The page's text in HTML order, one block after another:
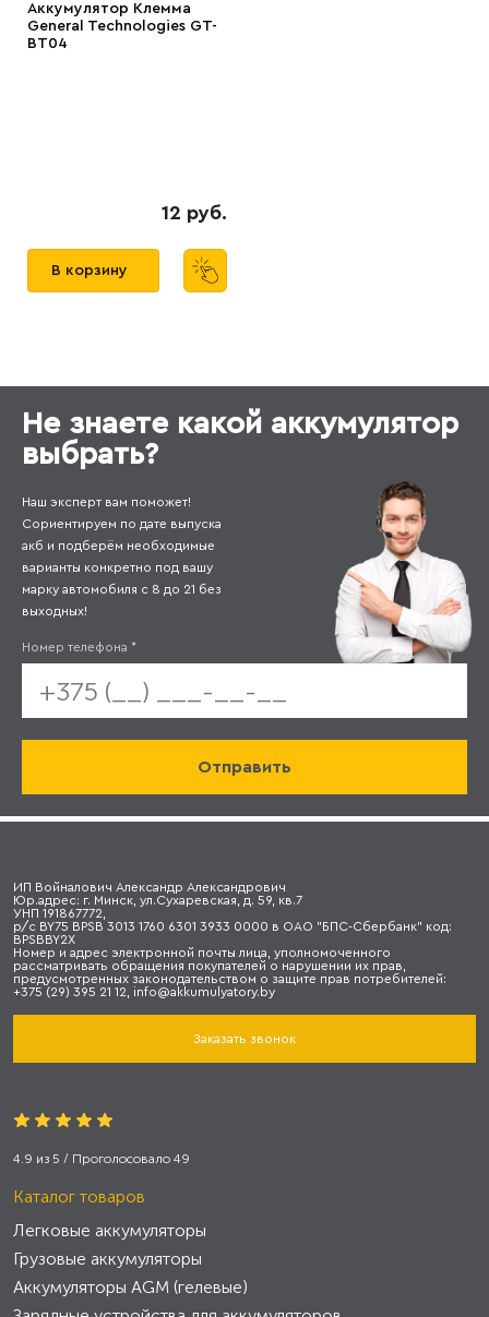
Аккумулятор Клемма
General Technologies GT-
BT04
12 руб.
В корзину
Не знаете какой аккумулятор
выбрать?
Наш эксперт вам поможет!
Сориентируем по дате выпуска
акб и подберём необходимые
варианты конкретно под вашу
марку автомобиля с 8 до 21 без
выходных!
Номер телефона *
ИП Войналович Александр Александрович
Юр.адрес: г. Минск, ул.Сухаревская, д. 59, кв.7
УНП 191867772,
р/с BY75 BPSB 3013 1760 6301 3933 0000 в ОАО "БПС-Сбербанк" код:
BPSBBY2X
Номер и адрес электронной почты лица, уполномоченного
рассматривать обращения покупателей о нарушении их прав,
предусмотренных законодательством о защите прав потребителей:
+375 (29) 395 21 12, info@akkumulyatory.by
Заказать звонок
4.9 из 5 / Проголосовало 49
Каталог товаров
Легковые аккумуляторы
Грузовые аккумуляторы
Аккумуляторы AGM (гелевые)